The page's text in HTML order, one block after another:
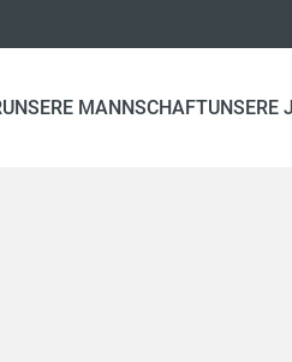
UNSERE MANNSCHAFTUNSERE